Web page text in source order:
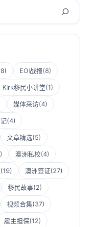
EOI战报(8)
Kirk移民小讲堂(1)
媒体采访(4)
(4)
文章精选(5)
澳洲私校(4)
(19) 澳洲签证(27)
移民故事(2)
视频合集(37)
雇主担保(12)